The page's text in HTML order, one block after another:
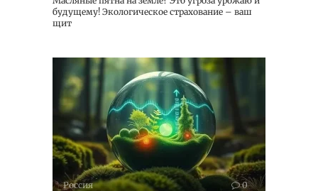
будущему! Экологическое страхование – ваш
щит
Россия 0